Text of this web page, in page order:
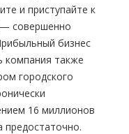
и приступайте к
— совершенно
бизнес
компания также
городского
16 миллионов
предостаточно.